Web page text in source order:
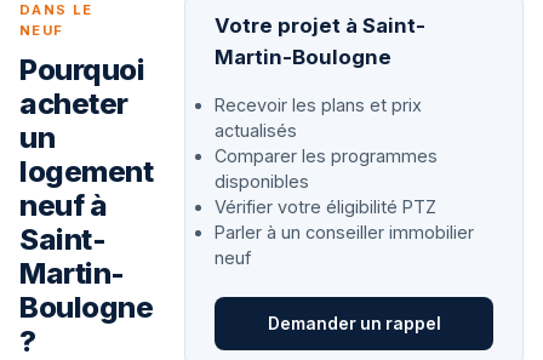
DANS LE
NEUF
Pourquoi
acheter
un
logement
neuf à
Saint-
Martin-
Boulogne
?
Votre projet à Saint-
Martin-Boulogne
Recevoir les plans et prix
actualisés
Comparer les programmes
disponibles
Vérifier votre éligibilité PTZ
Parler à un conseiller immobilier
neuf
Demander un rappel